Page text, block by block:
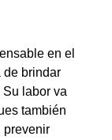
en el
de brindar
labor va
también
prevenir